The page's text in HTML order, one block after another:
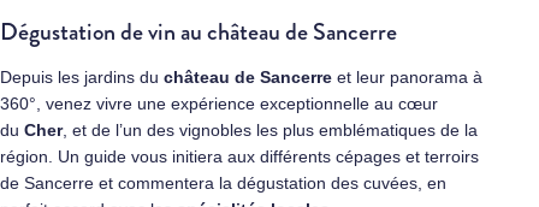
Dégustation de vin au château de Sancerre
Depuis les jardins du château de Sancerre et leur panorama à
360°, venez vivre une expérience exceptionnelle au cœur
du Cher, et de l’un des vignobles les plus emblématiques de la
région. Un guide vous initiera aux différents cépages et terroirs
de Sancerre et commentera la dégustation des cuvées, en